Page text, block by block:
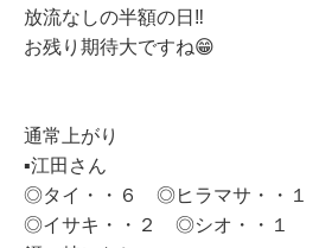
放流なしの半額の日‼︎
お残り期待大ですね😁
通常上がり
▪️江田さん
◎タイ・・６ ◎ヒラマサ・・１
◎イサキ・・２ ◎シオ・・１